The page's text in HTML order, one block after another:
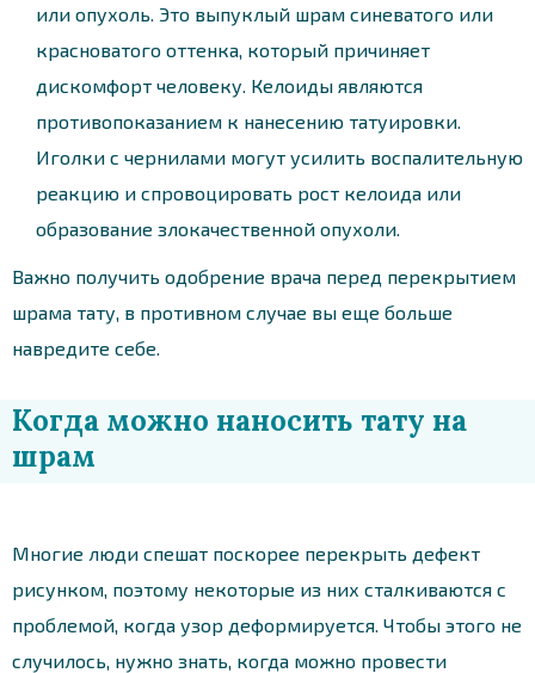
или опухоль. Это выпуклый шрам синеватого или
красноватого оттенка, который причиняет
дискомфорт человеку. Келоиды являются
противопоказанием к нанесению татуировки.
Иголки с чернилами могут усилить воспалительную
реакцию и спровоцировать рост келоида или
образование злокачественной опухоли.
Важно получить одобрение врача перед перекрытием
шрама тату, в противном случае вы еще больше
навредите себе.
Когда можно наносить тату на
шрам
Многие люди спешат поскорее перекрыть дефект
рисунком, поэтому некоторые из них сталкиваются с
проблемой, когда узор деформируется. Чтобы этого не
случилось, нужно знать, когда можно провести